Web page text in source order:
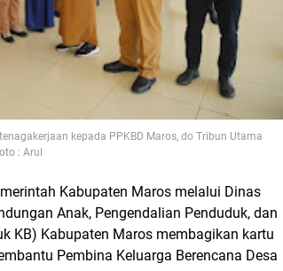
kepada PPKBD Maros, do Tribun Utama
: Arul
Kabupaten Maros melalui Dinas
Anak, Pengendalian Penduduk, dan
KB) Kabupaten Maros membagikan kartu
Pembina Keluarga Berencana Desa